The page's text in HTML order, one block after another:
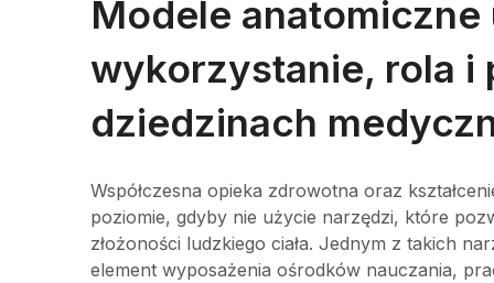
Modele anatomiczne
wykorzystanie, rola i
dziedzinach
Współczesna opieka zdrowotna oraz
poziomie, gdyby nie użycie narzędzi, które
złożoności ludzkiego ciała. Jednym z takich
element wyposażenia ośrodków nauczania,